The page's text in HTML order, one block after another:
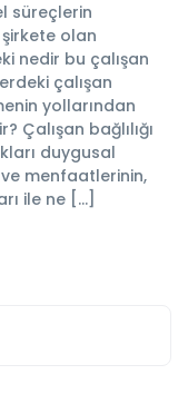
süreçlerin
olan
nedir bu çalışan
çalışan
yollarından
Çalışan bağlılığı
duygusal
ve menfaatlerinin,
ile ne […]